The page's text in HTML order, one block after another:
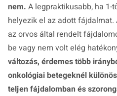
nem. A legpraktikusabb, ha 1-
helyezik el az adott fájdalmat.
az orvos által rendelt
be vagy nem volt elég
változás, érdemes több
onkológiai betegeknél
teljen fájdalomban és